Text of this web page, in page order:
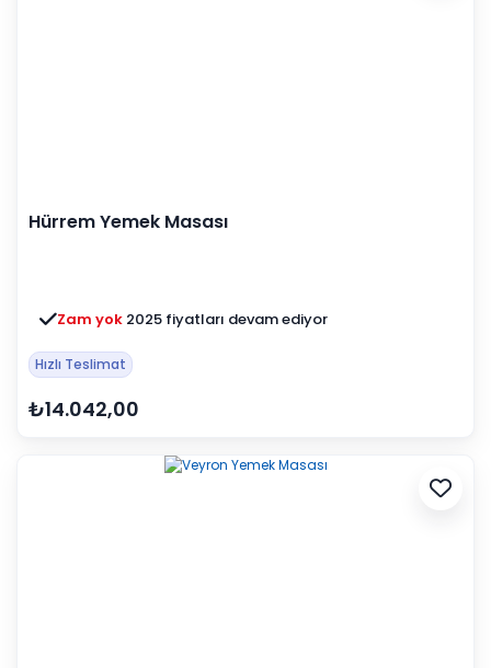
Hürrem Yemek Masası
Zam yok 2025 fiyatları devam ediyor
Hızlı Teslimat
₺14.042,00